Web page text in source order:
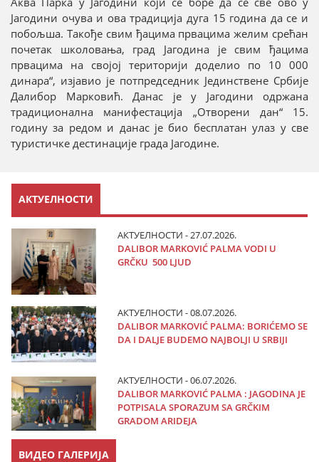
Јагодини очува и ова традиција дуга 15 година да се и
побољша. Такође свим ђацима првацима желим срећан
почетак школовања, град Јагодина је свим ђацима
првацима на својој територији доделио по 10 000
динара“, изјавио је потпредседник Јединствене Србије
Далибор Марковић. Данас је у Јагодини одржана
традиционална манифестација „Отворени дан“ 15.
годину за редом и данас је био бесплатан улаз у све
туристичке дестинације града Јагодине.
АКТУЕЛНОСТИ
АКТУЕЛНОСТИ - 27.07.2026.
DALIBOR MARKOVIĆ PALMA VODI U
GRČKU 500 LJUD
АКТУЕЛНОСТИ - 08.07.2026.
DALIBOR MARKOVIĆ PALMA: BORIĆEMO SE
DA I DALJE BUDEMO NAJBOLJI U SRBIJI
АКТУЕЛНОСТИ - 06.07.2026.
DALIBOR MARKOVIĆ PALMA : JAGODINA JE
POTPISALA SPORAZUM SA GRČKIM
GRADOM ARIDEJA
ВИДЕО ГАЛЕРИЈА